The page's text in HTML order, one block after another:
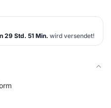
29 Std. 51 Min. wird versendet!